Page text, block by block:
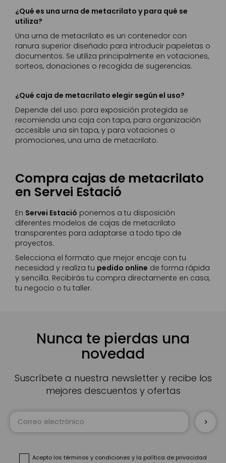
¿Qué es una urna de metacrilato y para qué se
utiliza?
Una urna de metacrilato es un contenedor con
ranura superior diseñado para introducir papeletas o
documentos. Se utiliza principalmente en votaciones,
sorteos, donaciones o recogida de sugerencias.
¿Qué caja de metacrilato elegir según el uso?
Depende del uso: para exposición protegida se
recomienda una caja con tapa, para organización
accesible una sin tapa, y para votaciones o
promociones, una urna de metacrilato.
Compra cajas de metacrilato
en Servei Estació
En Servei Estació ponemos a tu disposición
diferentes modelos de cajas de metacrilato
transparentes para adaptarse a todo tipo de
proyectos.
Selecciona el formato que mejor encaje con tu
necesidad y realiza tu pedido online de forma rápida
y sencilla. Recibirás tu compra directamente en casa,
tu negocio o tu taller.
Nunca te pierdas una
novedad
Suscríbete a nuestra newsletter y recibe los
mejores descuentos y ofertas
Acepto los términos y condiciones y la política de privacidad